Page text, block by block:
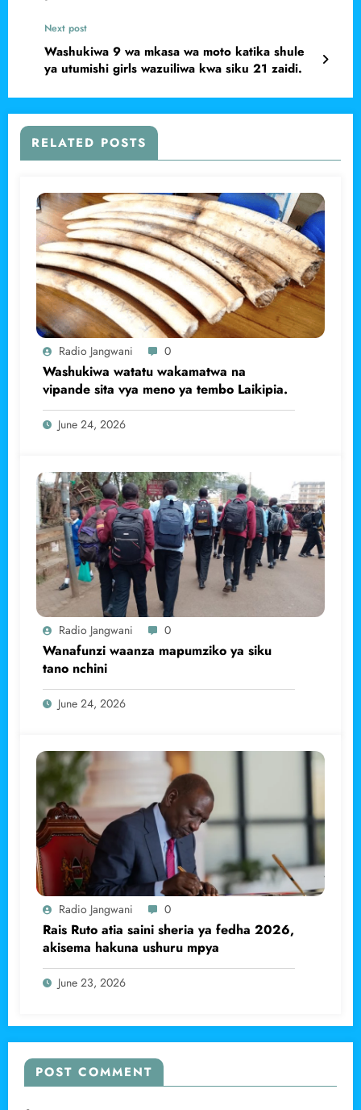
Next post
Washukiwa 9 wa mkasa wa moto katika shule
ya utumishi girls wazuiliwa kwa siku 21 zaidi.
RELATED POSTS
Radio Jangwani 0
Washukiwa watatu wakamatwa na
vipande sita vya meno ya tembo Laikipia.
June 24, 2026
Radio Jangwani 0
Wanafunzi waanza mapumziko ya siku
tano nchini
June 24, 2026
Radio Jangwani 0
Rais Ruto atia saini sheria ya fedha 2026,
akisema hakuna ushuru mpya
June 23, 2026
POST COMMENT